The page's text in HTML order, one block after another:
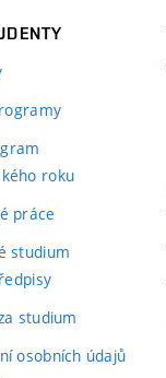
roku
práce
studium
studium
osobních údajů